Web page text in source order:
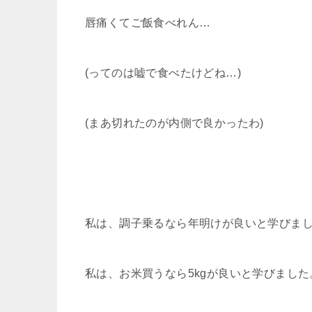
唇痛くてご飯食べれん…
(ってのは嘘で食べたけどね…)
(まあ切れたのが内側で良かったわ)
私は、調子乗るなら年明けが良いと学びまし
私は、お米買うなら5kgが良いと学びました